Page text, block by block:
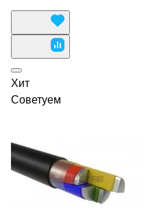
Хит
Советуем